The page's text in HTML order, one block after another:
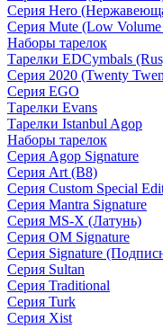
Серия Hero
Серия Mute (Low
Наборы тарелок
Тарелки EDCymbals
Серия 2020 (Twenty
Серия EGO
Тарелки Evans
Тарелки Istanbul Agop
Наборы тарелок
Серия Agop Signature
Серия Art (B8)
Серия Custom Special
Серия Mantra Signature
Серия MS-X (Латунь)
Серия OM Signature
Серия Signature
Серия Sultan
Серия Traditional
Серия Turk
Серия Xist